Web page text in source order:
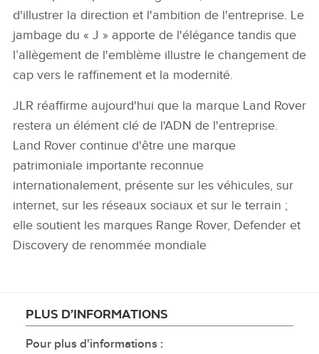
d'illustrer la direction et l'ambition de l'entreprise. Le
jambage du « J » apporte de l'élégance tandis que
l’allègement de l'emblème illustre le changement de
cap vers le raffinement et la modernité.
JLR réaffirme aujourd'hui que la marque Land Rover
restera un élément clé de l'ADN de l'entreprise.
Land Rover continue d'être une marque
patrimoniale importante reconnue
internationalement, présente sur les véhicules, sur
internet, sur les réseaux sociaux et sur le terrain ;
elle soutient les marques Range Rover, Defender et
Discovery de renommée mondiale
PLUS D’INFORMATIONS
Pour plus d'informations :